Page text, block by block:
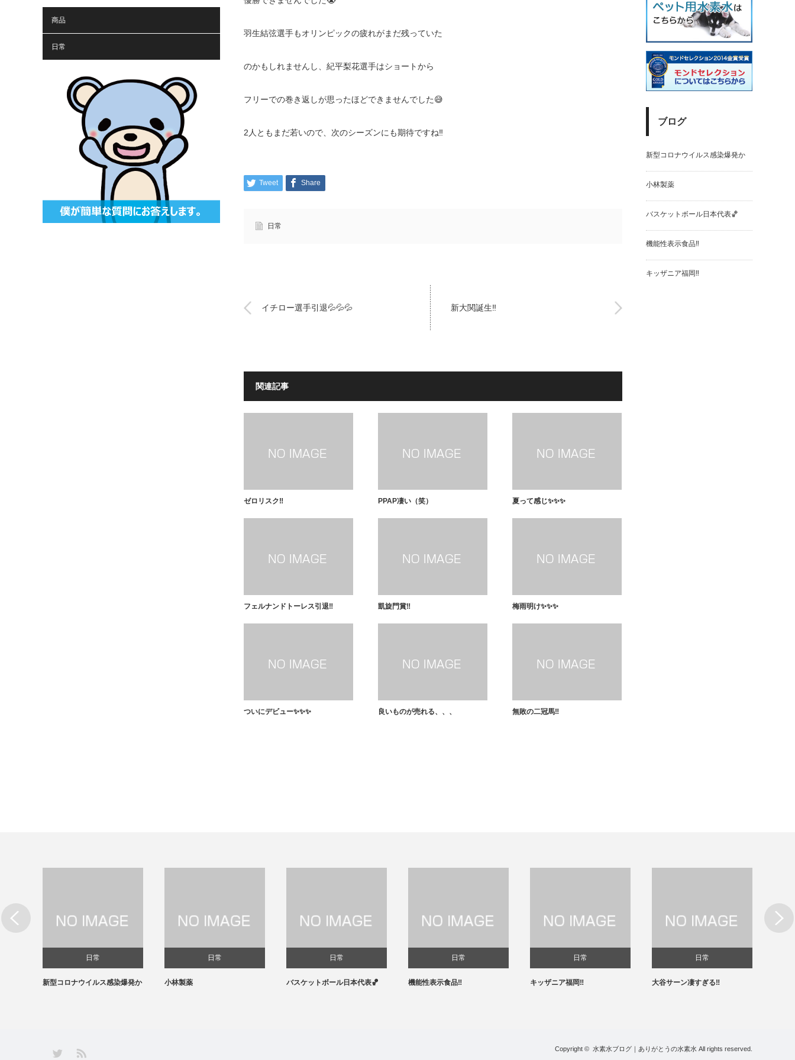
羽生結弦選手もオリンピックの疲れがまだ残っていた
のかもしれませんし、紀平梨花選手はショートから
フリーでの巻き返しが思ったほどできませんでした😅
2人ともまだ若いので、次のシーズンにも期待ですね‼️
Tweet Share
日常
イチロー選手引退💦💦💦 新大関誕生‼️
関連記事
ゼロリスク‼️ PPAP凄い（笑） 夏って感じ✨✨✨
フェルナンドトーレス引退‼️ 凱旋門賞‼️ 梅雨明け✨✨✨
ついにデビュー✨✨✨ 良いものが売れる、、、 無敗の二冠馬‼️
商品
日常
ブログ
新型コロナウイルス感染爆発か
小林製薬
バスケットボール日本代表🏀
機能性表示食品‼️
キッザニア福岡‼️
日常
新型コロナウイルス感染爆発か
日常
小林製薬
日常
バスケットボール日本代表🏀
日常
機能性表示食品‼️
日常
キッザニア福岡‼️
日常
大谷サーン凄すぎる‼️
Next
Twitter Copyright © 水素水ブログ｜ありがとうの水素水 All rights reserved.